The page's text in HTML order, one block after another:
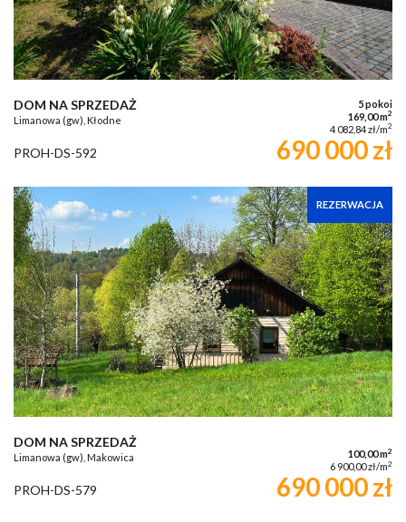
DOM NA SPRZEDAŻ
Limanowa (gw), Kłodne
5 pokoi
169,00 m2
4 082,84 zł/m2
PROH-DS-592 690 000 zł
REZERWACJA
DOM NA SPRZEDAŻ
Limanowa (gw), Makowica 100,00 m2
6 900,00 zł/m2
PROH-DS-579 690 000 zł